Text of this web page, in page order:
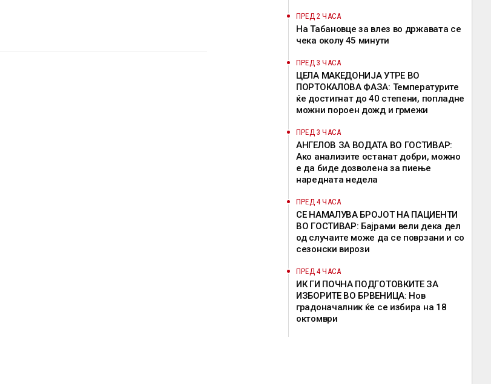
ПРЕД 2 ЧАСА
На Табановце за влез во државата се
чека околу 45 минути
ПРЕД 3 ЧАСА
ЦЕЛА МАКЕДОНИЈА УТРЕ ВО
ПОРТОКАЛОВА ФАЗА: Температурите
ќе достигнат до 40 степени, попладне
можни пороен дожд и грмежи
ПРЕД 3 ЧАСА
АНГЕЛОВ ЗА ВОДАТА ВО ГОСТИВАР:
Ако анализите останат добри, можно
е да биде дозволена за пиење
наредната недела
ПРЕД 4 ЧАСА
СЕ НАМАЛУВА БРОЈОТ НА ПАЦИЕНТИ
ВО ГОСТИВАР: Бајрами вели дека дел
од случаите може да се поврзани и со
сезонски вирози
ПРЕД 4 ЧАСА
ИК ГИ ПОЧНА ПОДГОТОВКИТЕ ЗА
ИЗБОРИТЕ ВО БРВЕНИЦА: Нов
градоначалник ќе се избира на 18
октомври